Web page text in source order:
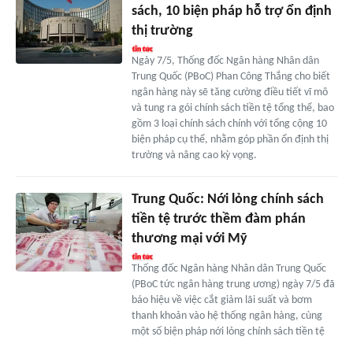
sách, 10 biện pháp hỗ trợ ổn định
thị trường
Ngày 7/5, Thống đốc Ngân hàng Nhân dân
Trung Quốc (PBoC) Phan Công Thắng cho biết
ngân hàng này sẽ tăng cường điều tiết vĩ mô
và tung ra gói chính sách tiền tệ tổng thể, bao
gồm 3 loại chính sách chính với tổng cộng 10
biện pháp cụ thể, nhằm góp phần ổn định thị
trường và nâng cao kỳ vọng.
Trung Quốc: Nới lỏng chính sách
tiền tệ trước thềm đàm phán
thương mại với Mỹ
Thống đốc Ngân hàng Nhân dân Trung Quốc
(PBoC tức ngân hàng trung ương) ngày 7/5 đã
báo hiệu về việc cắt giảm lãi suất và bơm
thanh khoản vào hệ thống ngân hàng, cùng
một số biện pháp nới lỏng chính sách tiền tệ